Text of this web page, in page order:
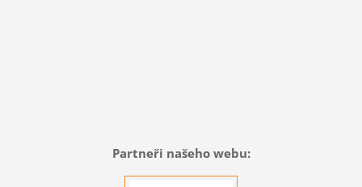
Partneři našeho webu: